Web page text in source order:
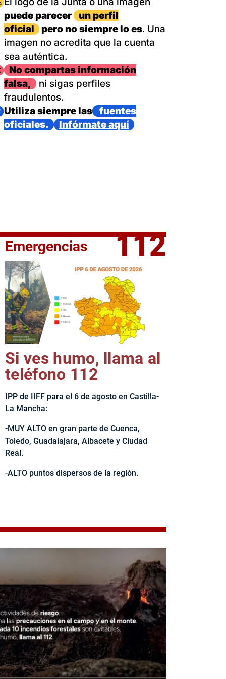
del Ejecutivo castellanomanchego, Emiliano García-
puede parecer
un perfil
oficial
pero no siempre lo es. Una
imagen no acredita que la cuenta
sea auténtica.
No compartas información
falsa,
ni sigas perfiles
fraudulentos.
Utiliza siempre las
fuentes
oficiales.
Infórmate aquí
Emergencias 112
Si ves humo, llama al
teléfono 112
IPP de IIFF para el 6 de agosto en Castilla-
La Mancha:
-MUY ALTO en gran parte de Cuenca,
Toledo, Guadalajara, Albacete y Ciudad
Real.
-ALTO puntos dispersos de la región.